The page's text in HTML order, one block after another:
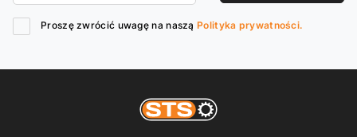
Proszę zwrócić uwagę na naszą Polityka prywatności.